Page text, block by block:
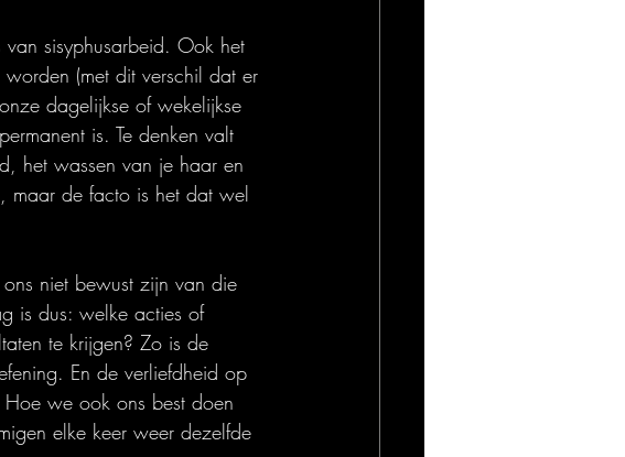
sisyphusarbeid. Ook het
(met dit verschil dat er
dagelijkse of wekelijkse
is. Te denken valt
het wassen van je haar en
maar de facto is het dat wel
niet bewust zijn van die
is dus: welke acties of
te krijgen? Zo is de
En de verliefdheid op
we ook ons best doen
elke keer weer dezelfde